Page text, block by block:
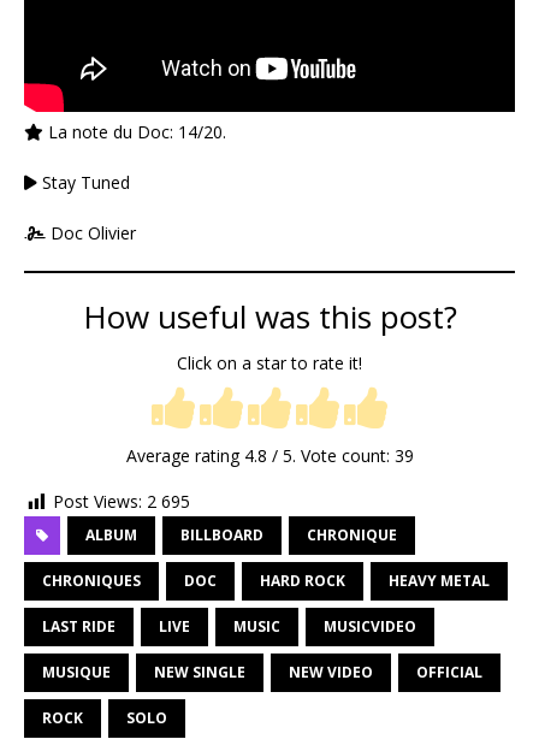
La note du Doc: 14/20.
Stay Tuned
Doc Olivier
How useful was this post?
Click on a star to rate it!
Average rating 4.8 / 5. Vote count: 39
Post Views: 2 695
ALBUM BILLBOARD CHRONIQUE
CHRONIQUES DOC HARD ROCK HEAVY METAL
LAST RIDE LIVE MUSIC MUSICVIDEO
MUSIQUE NEW SINGLE NEW VIDEO OFFICIAL
ROCK SOLO